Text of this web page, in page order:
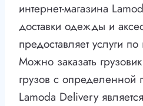
интернет-магазина
доставки одежды и
предоставляет услуги
Можно заказать
грузов с определенной
Lamoda Delivery